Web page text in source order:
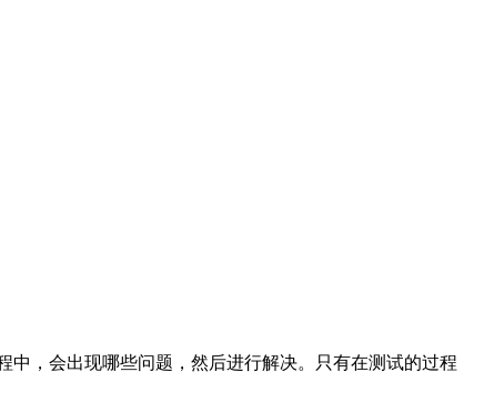
，会出现哪些问题，然后进行解决。只有在测试的过程